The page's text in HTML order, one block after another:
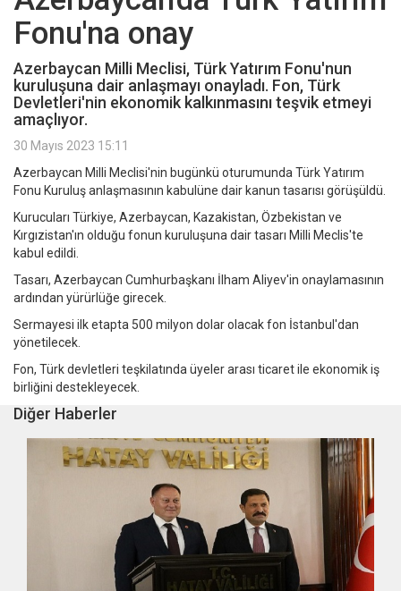
Fonu'na onay
Azerbaycan Milli Meclisi, Türk Yatırım Fonu'nun
kuruluşuna dair anlaşmayı onayladı. Fon, Türk
Devletleri'nin ekonomik kalkınmasını teşvik etmeyi
amaçlıyor.
30 Mayıs 2023 15:11
Azerbaycan Milli Meclisi'nin bugünkü oturumunda Türk Yatırım
Fonu Kuruluş anlaşmasının kabulüne dair kanun tasarısı görüşüldü.
Kurucuları Türkiye, Azerbaycan, Kazakistan, Özbekistan ve
Kırgızistan'ın olduğu fonun kuruluşuna dair tasarı Milli Meclis'te
kabul edildi.
Tasarı, Azerbaycan Cumhurbaşkanı İlham Aliyev'in onaylamasının
ardından yürürlüğe girecek.
Sermayesi ilk etapta 500 milyon dolar olacak fon İstanbul'dan
yönetilecek.
Fon, Türk devletleri teşkilatında üyeler arası ticaret ile ekonomik iş
birliğini destekleyecek.
Diğer Haberler